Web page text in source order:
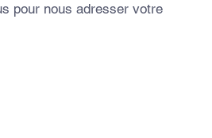
pour nous adresser votre